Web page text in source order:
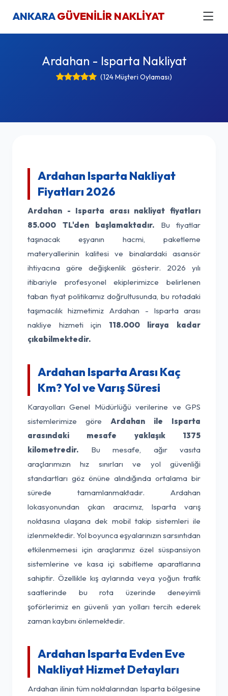
ANKARAGÜVENİLİR NAKLİYAT
Ardahan - Isparta Nakliyat
(124 Müşteri Oylaması)
Ardahan Isparta Nakliyat
Fiyatları 2026
Ardahan - Isparta arası nakliyat fiyatları
85.000 TL'den başlamaktadır. Bu fiyatlar
taşınacak eşyanın hacmi, paketleme
materyallerinin kalitesi ve binalardaki asansör
ihtiyacına göre değişkenlik gösterir. 2026 yılı
itibariyle profesyonel ekiplerimizce belirlenen
taban fiyat politikamız doğrultusunda, bu rotadaki
taşımacılık hizmetimiz Ardahan - Isparta arası
nakliye hizmeti için 118.000 liraya kadar
çıkabilmektedir.
Ardahan Isparta Arası Kaç
Km? Yol ve Varış Süresi
Karayolları Genel Müdürlüğü verilerine ve GPS
sistemlerimize göre Ardahan ile Isparta
arasındaki mesafe yaklaşık 1375
kilometredir. Bu mesafe, ağır vasıta
araçlarımızın hız sınırları ve yol güvenliği
standartları göz önüne alındığında ortalama bir
sürede tamamlanmaktadır. Ardahan
lokasyonundan çıkan aracımız, Isparta varış
noktasına ulaşana dek mobil takip sistemleri ile
izlenmektedir. Yol boyunca eşyalarınızın sarsıntıdan
etkilenmemesi için araçlarımız özel süspansiyon
sistemlerine ve kasa içi sabitleme aparatlarına
sahiptir. Özellikle kış aylarında veya yoğun trafik
saatlerinde bu rota üzerinde deneyimli
şoförlerimiz en güvenli yan yolları tercih ederek
zaman kaybını önlemektedir.
Ardahan Isparta Evden Eve
Nakliyat Hizmet Detayları
Ardahan ilinin tüm noktalarından Isparta bölgesine